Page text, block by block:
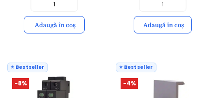
Adaugă în coș Adaugă în coș
⭐ Bestseller
-8%
⭐ Bestseller
-4%